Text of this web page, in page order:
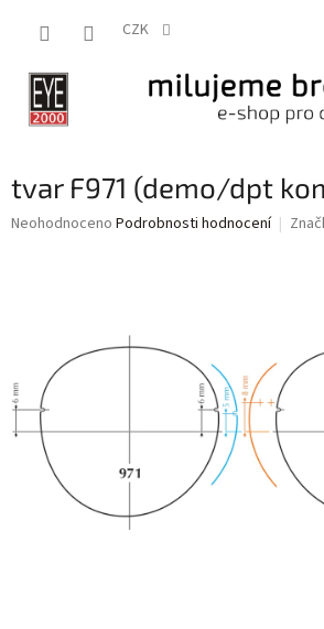
CZK
tvar F971 (demo/dpt
Průměrné
hvězdiček.
Neohodnoceno Podrobnosti hodnocení